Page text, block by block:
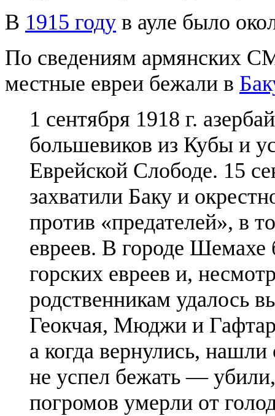
В 1915 году в ауле было
По сведениям армянских
местные евреи бежали в
1 сентября 1918 г.
большевиков из Кубы и
Еврейской Слободе. 15
захватили Баку и
против «предателей», в
евреев. В городе
горских евреев и,
родственникам удалось
Геокчая, Мюджи и
а когда вернулись,
не успел бежать —
погромов умерли от